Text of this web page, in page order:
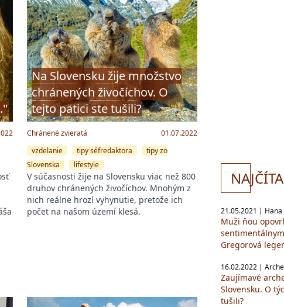
Na Slovensku žije množstvo
chránených živočíchov. O
tejto pätici ste tušili?
Chránené zvieratá
01.07.2022
vzdelanie
tipy séfredaktora
tipy zo
Slovenska
lifestyle
V súčasnosti žije na Slovensku viac než 800
druhov chránených živočíchov. Mnohým z
nich reálne hrozí vyhynutie, pretože ich
počet na našom území klesá.
NA
21.05.2021 | Hana
Muži ňou
Gregorová
16.02.2022 |
Zaujímavé
Slovensku. O
tušili?